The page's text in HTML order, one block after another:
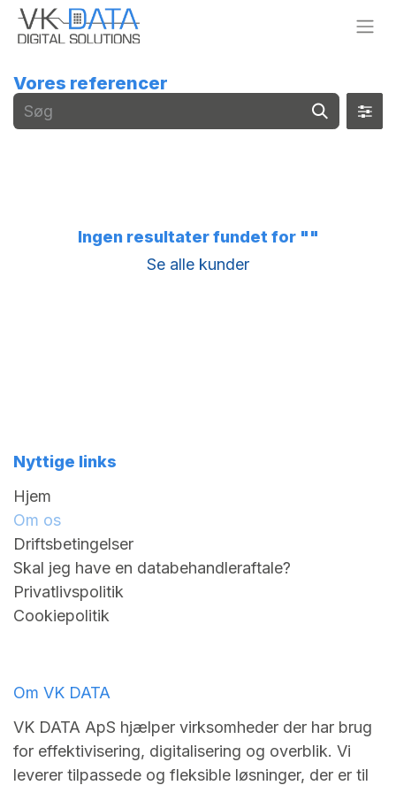
Skip to Content
Vores referencer
Ingen resultater fundet for ""
Se alle kunder
Nyttige links
Hjem
Om os
Driftsbetingelser
Skal jeg have en databehandleraftale?
Privatlivspolitik
Cookiepolitik
Om VK DATA
VK DATA ApS hjælper virksomheder der har brug
for effektivisering, digitalisering og overblik. Vi
leverer tilpassede og fleksible løsninger, der er til